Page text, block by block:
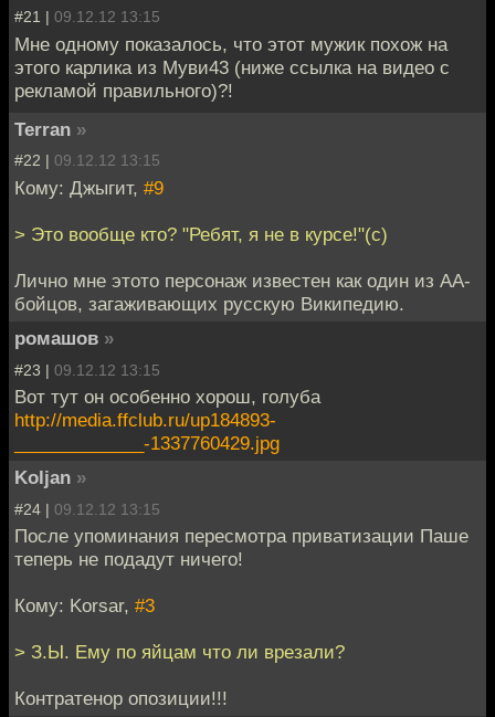
#21 | 09.12.12 13:15
Мне одному показалось, что этот мужик похож на
этого карлика из Муви43 (ниже ссылка на видео с
рекламой правильного)?!
Terran »
#22 | 09.12.12 13:15
Кому: Джыгит, #9
> Это вообще кто? "Ребят, я не в курсе!"(с)
Лично мне этото персонаж известен как один из АА-
бойцов, загаживающих русскую Википедию.
ромашов »
#23 | 09.12.12 13:15
Вот тут он особенно хорош, голуба
http://media.ffclub.ru/up184893-
_____________-1337760429.jpg
Koljan »
#24 | 09.12.12 13:15
После упоминания пересмотра приватизации Паше
теперь не подадут ничего!
Кому: Korsar, #3
> З.Ы. Ему по яйцам что ли врезали?
Контратенор опозиции!!!